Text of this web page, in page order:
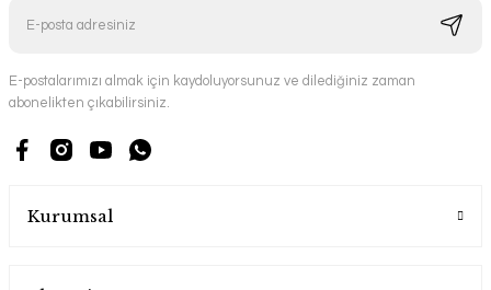
E-postalarımızı almak için kaydoluyorsunuz ve dilediğiniz zaman
abonelikten çıkabilirsiniz.
Kurumsal